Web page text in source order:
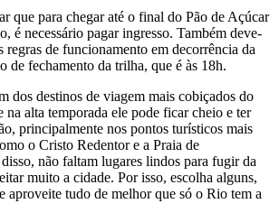
que para chegar até o final do Pão de Açúcar
é necessário pagar ingresso. Também deve-
regras de funcionamento em decorrência da
de fechamento da trilha, que é às 18h.
dos destinos de viagem mais cobiçados do
na alta temporada ele pode ficar cheio e ter
principalmente nos pontos turísticos mais
o Cristo Redentor e a Praia de
não faltam lugares lindos para fugir da
muito a cidade. Por isso, escolha alguns,
e aproveite tudo de melhor que só o Rio tem a